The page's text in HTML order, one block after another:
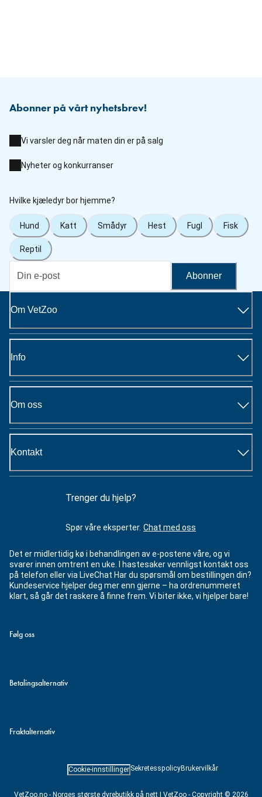
Abonner på vårt nyhetsbrev!
Vi varsler deg når maten din er på salg
Nyheter og konkurranser
Hvilke kjæledyr bor hjemme?
Hund Katt Smådyr Hest Fugl Fisk
Reptil
Abonner
Om VetZoo
Info
Om oss
Kontakt
Trenger du hjelp?
Spør våre eksperter. Chat med oss
Det er midlertidig kø i behandlingen av e-postene våre, og vi
svarer innen omtrent en uke. I hastesaker vennligst kontakt oss
på telefon eller via LiveChat Har du spørsmål om bestillingen din?
Kundeservice hjelper deg mer enn gjerne – ha ordrenummeret
klart, så går det raskere å finne frem. Vi biter ikke, vi hjelper bare!
Følg oss
Betalingsalternativ
Fraktalternativ
VetZoo.no - Norges største dyrebutikk på nett | VetZoo - Copyright © 2026
Cookie-innstillinger SekretesspolicyBrukervilkår